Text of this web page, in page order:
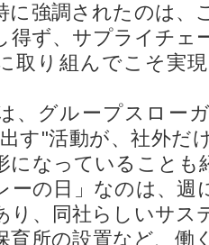
に強調されたのは、
得ず、サプライチェ
取り組んでこそ実
、グループスロー
す"活動が、社外だ
になっていることも
ーの日」なのは、週
り、同社らしいサス
育所の設置など、働